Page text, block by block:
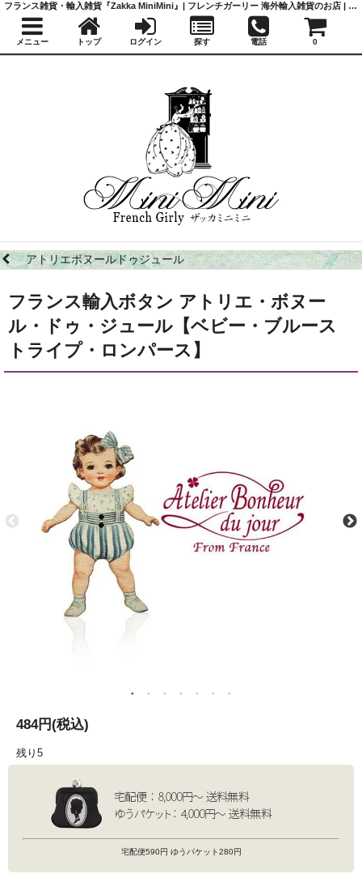
アトリエボヌールドゥジュール
フランス輸入ボタン アトリエ・ボヌー
ル・ドゥ・ジュール【ベビー・ブルース
トライプ・ロンパース】
484円(税込)
残り5
宅配便590円 ゆうパケット280円
フランス雑貨・輸入雑貨『Zakka MiniMini』| フレンチガーリー 海外輸入雑貨のお店 | かわいい雑貨 | 蚤の市 | アンティーク
メニュー トップ ログイン 探す 電話 0